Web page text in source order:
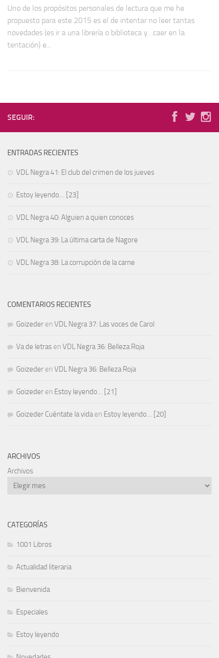
Uno de los propósitos personales de lectura que me he
propuesto para este 2015 es el de intentar no leer tantas
novedades (es ir a una librería o biblioteca y…caer en la
tentación) e...
SEGUIR:
ENTRADAS RECIENTES
VDL Negra 41: El club del crimen de los jueves
Estoy leyendo… [23]
VDL Negra 40: Alguien a quien conoces
VDL Negra 39: La última carta de Nagore
VDL Negra 38: La corrupción de la carne
COMENTARIOS RECIENTES
Goizeder en VDL Negra 37: Las voces de Carol
Va de letras en VDL Negra 36: Belleza Roja
Goizeder en VDL Negra 36: Belleza Roja
Goizeder en Estoy leyendo… [21]
Goizeder Cuéntate la vidaen Estoy leyendo… [20]
ARCHIVOS
Archivos
CATEGORÍAS
1001 Libros
Actualidad literaria
Bienvenida
Especiales
Estoy leyendo